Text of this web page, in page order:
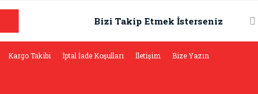
Yorum Yaz
Bizi Takip Etmek İsterseniz
Kargo Takibi İptal İade Koşulları İletişim Bize Yazın